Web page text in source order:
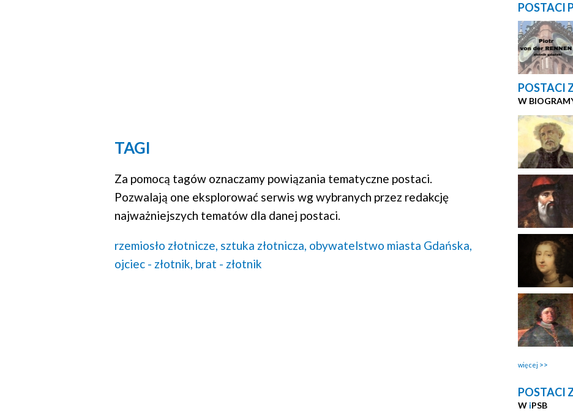
TAGI
Za pomocą tagów oznaczamy powiązania tematyczne postaci.
Pozwalają one eksplorować serwis wg wybranych przez redakcję
najważniejszych tematów dla danej postaci.
rzemiosło złotnicze, sztuka złotnicza, obywatelstwo miasta Gdańska,
ojciec - złotnik, brat - złotnik
POSTACI
POSTACI
W
więcej
POSTACI
W iPSB